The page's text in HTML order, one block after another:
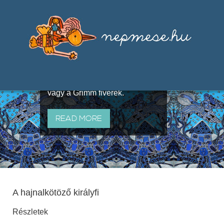
útján terjedő elbeszélésekből,
melyeket olyan ismert gyűjtők
állítottak össze, mint Benedek
vagy a Grimm fivérek.
READ MORE
A hajnalkötöző királyfi
Részletek